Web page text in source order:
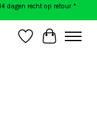
dagen recht op retour *
Wunschzettel
Ihr